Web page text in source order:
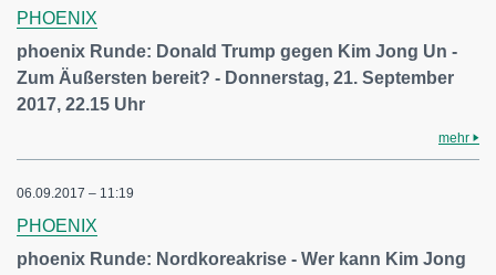
PHOENIX
phoenix Runde: Donald Trump gegen Kim Jong Un -
Zum Äußersten bereit? - Donnerstag, 21. September
2017, 22.15 Uhr
mehr
06.09.2017 – 11:19
PHOENIX
phoenix Runde: Nordkoreakrise - Wer kann Kim Jong